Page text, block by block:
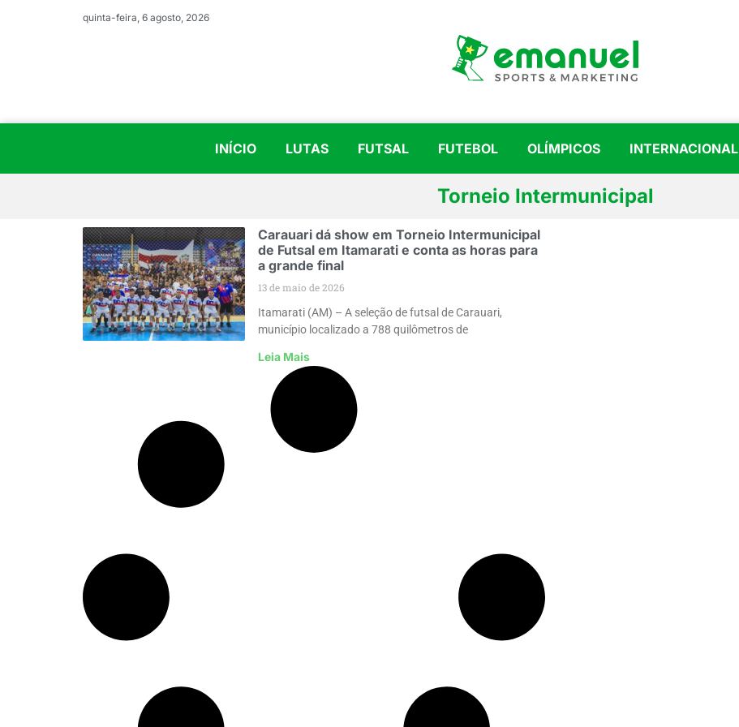
quinta-feira, 6 agosto, 2026
INÍCIO LUTAS FUTSAL FUTEBOL OLÍMPICOS INTERNACIONAL
Torneio Intermunicipal
Carauari dá show em Torneio Intermunicipal
de Futsal em Itamarati e conta as horas para
a grande final
13 de maio de 2026
Itamarati (AM) – A seleção de futsal de Carauari,
município localizado a 788 quilômetros de
Leia Mais